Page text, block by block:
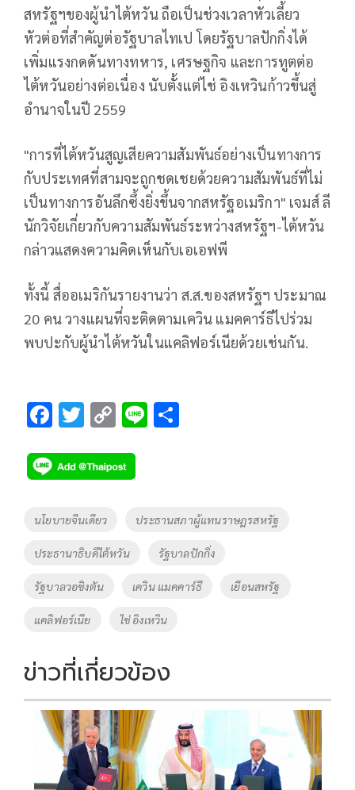
สหรัฐฯของผู้นำไต้หวัน ถือเป็นช่วงเวลาหัวเลี้ยว
หัวต่อที่สำคัญต่อรัฐบาลไทเป โดยรัฐบาลปักกิ่งได้
เพิ่มแรงกดดันทางทหาร, เศรษฐกิจ และการทูตต่อ
ไต้หวันอย่างต่อเนื่อง นับตั้งแต่ไช่ อิงเหวินก้าวขึ้นสู่
อำนาจในปี 2559
"การที่ไต้หวันสูญเสียความสัมพันธ์อย่างเป็นทางการ
กับประเทศที่สามจะถูกชดเชยด้วยความสัมพันธ์ที่ไม่
เป็นทางการอันลึกซึ้งยิ่งขึ้นจากสหรัฐอเมริกา" เจมส์ ลี
นักวิจัยเกี่ยวกับความสัมพันธ์ระหว่างสหรัฐฯ-ไต้หวัน
กล่าวแสดงความคิดเห็นกับเอเอฟพี
ทั้งนี้ สื่ออเมริกันรายงานว่า ส.ส.ของสหรัฐฯ ประมาณ
20 คน วางแผนที่จะติดตามเควิน แมคคาร์ธีไปร่วม
พบปะกับผู้นำไต้หวันในแคลิฟอร์เนียด้วยเช่นกัน.
F
e
b
o
k
T
tt
er
C
p
y
Li
n
k
Li
Tags
นโยบายจีนเดียว ประธานสภาผู้แทนราษฎรสหรัฐ
ประธานาธิบดีไต้หวัน รัฐบาลปักกิ่ง
รัฐบาลวอชิงตัน เควิน แมคคาร์ธี เยือนสหรัฐ
แคลิฟอร์เนีย ไช่ อิงเหวิน
ข่าวที่เกี่ยวข้อง